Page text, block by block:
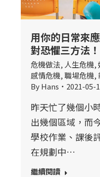
用你的日常來
對恐懼三方法！
危機做法, 人生危機,
感情危機,職場危機,
ByHans 2021-05-
昨天忙了幾個小
出幾個區域，而
學校作業、課後
在規劃中…
繼續閱讀